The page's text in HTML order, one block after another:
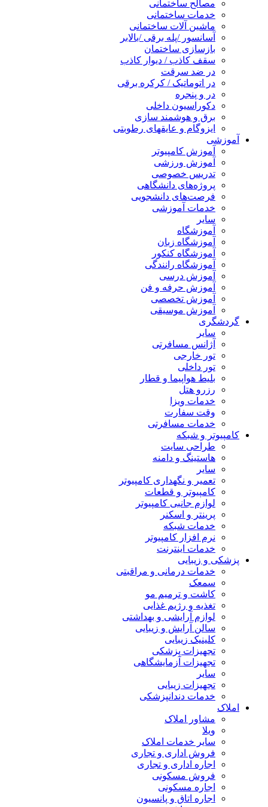
مصالح ساختمانی
خدمات ساختمانی
ماشین آلات ساختمانی
آسانسور /پله برقی /بالابر
بازسازی ساختمان
سقف کاذب / دیوار کاذب
در ضد سرقت
در اتوماتیک / کرکره برقی
در و پنجره
دکوراسیون داخلی
برق و هوشمند سازی
ایزوگام و عایقهای رطوبتی
آموزشی
آموزش کامپیوتر
آموزش ورزشی
تدریس خصوصی
پروژه‌های دانشگاهی
فرصت‌های دانشجویی
خدمات آموزشی
سایر
آموزشگاه
آموزشگاه زبان
آموزشگاه کنکور
آموزشگاه رانندگی
آموزش درسی
آموزش حرفه و فن
آموزش تخصصی
آموزش موسیقی
گردشگری
سایر
آژانس مسافرتی
تور خارجی
تور داخلی
بلیط هواپیما و قطار
رزرو هتل
خدمات ویزا
وقت سفارت
خدمات مسافرتی
کامپیوتر و شبکه
طراحی سایت
هاستینگ و دامنه
سایر
تعمیر و نگهداری کامپیوتر
کامپیوتر و قطعات
لوازم جانبی کامپیوتر
پرینتر و اسکنر
خدمات شبکه
نرم افزار کامپیوتر
خدمات اینترنت
پزشکی و زیبایی
خدمات درمانی و مراقبتی
سمعک
کاشت و ترمیم مو
تغذیه و رژیم غذایی
لوازم آرایشی و بهداشتی
سالن آرایش و زیبایی
کلینیک زیبایی
تجهیزات پزشکی
تجهیزات آزمایشگاهی
سایر
تجهیزات زیبایی
خدمات دندانپزشکی
املاک
مشاور املاک
ویلا
سایر خدمات املاک
فروش اداری و تجاری
اجاره اداری و تجاری
فروش مسکونی
اجاره مسکونی
اجاره اتاق و پانسیون